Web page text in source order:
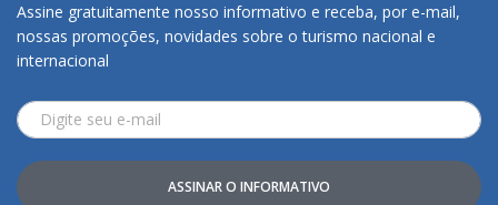
Assine gratuitamente nosso informativo e receba, por e-mail,
nossas promoções, novidades sobre o turismo nacional e
internacional
ASSINAR O INFORMATIVO